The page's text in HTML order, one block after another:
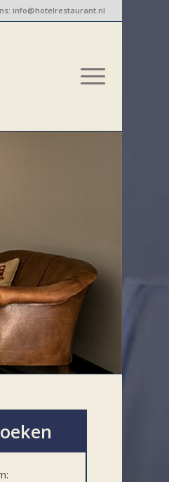
info@hotelrestaurant.nl
: